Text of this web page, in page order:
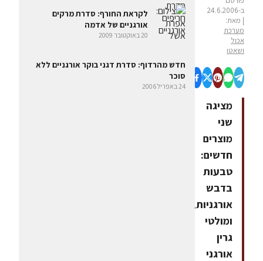
ב-24.6.2006
| מאת:
מערכת
אכול
ושאטו
מציגה
שני
מוצרים
חדשים:
טבעות
בדבש
אורגניות,
ומולטי
גרין
אורגני
לקראת החורף: סדרת מרקים
אורגניים של אדמה
20 באוקטובר 2009
חדש מהרדוף: סדרת דגני בוקר אורגניים ללא
סוכר
24 באפריל 2006